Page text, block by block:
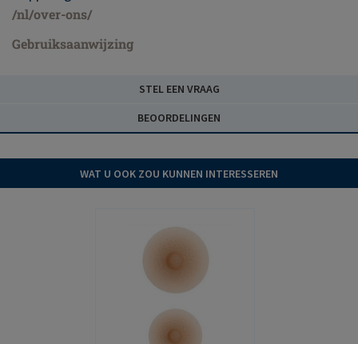
/nl/over-ons/
Gebruiksaanwijzing
STEL EEN VRAAG
BEOORDELINGEN
WAT U OOK ZOU KUNNEN INTERESSEREN